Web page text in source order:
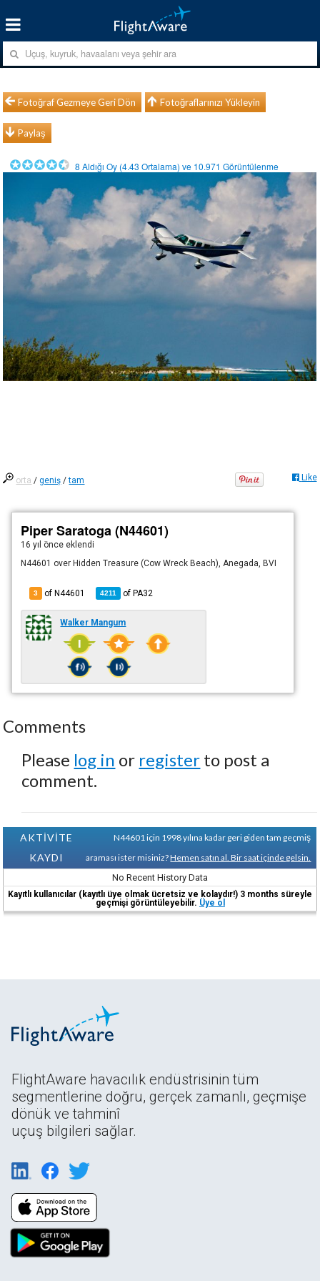
Fotoğraf Gezmeye Geri Dön Fotoğraflarınızı Yükleyin
Paylaş
8 Aldığı Oy (4.43 Ortalama) ve 10.971 Görüntülenme
orta /geniş /tam Like
Piper Saratoga (N44601)
16 yıl önce eklendi
N44601 over Hidden Treasure (Cow Wreck Beach), Anegada, BVI
3 of N44601 4211 ofPA32
Walker Mangum
Comments
Please log in or register to post a
comment.
AKTİVİTE
KAYDI
N44601 için 1998 yılına kadar geri giden tam geçmiş
araması ister misiniz?Hemen satın al. Bir saat içinde gelsin.
No Recent History Data
Kayıtlı kullanıcılar (kayıtlı üye olmak ücretsiz ve kolaydır!) 3 months süreyle
geçmişi görüntüleyebilir. Üye ol
FlightAware havacılık endüstrisinin tüm
segmentlerine doğru, gerçek zamanlı, geçmişe
dönük ve tahminî
uçuş bilgileri sağlar.